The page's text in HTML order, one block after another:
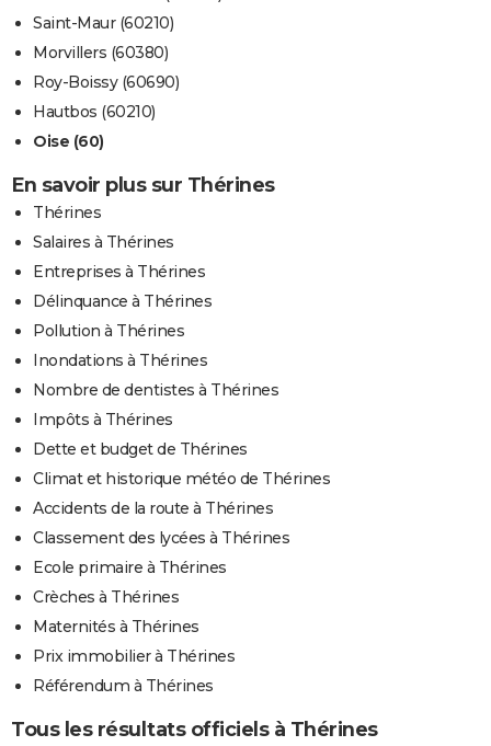
Saint-Maur (60210)
Morvillers (60380)
Roy-Boissy (60690)
Hautbos (60210)
Oise (60)
En savoir plus sur Thérines
Thérines
Salaires à Thérines
Entreprises à Thérines
Délinquance à Thérines
Pollution à Thérines
Inondations à Thérines
Nombre de dentistes à Thérines
Impôts à Thérines
Dette et budget de Thérines
Climat et historique météo de Thérines
Accidents de la route à Thérines
Classement des lycées à Thérines
Ecole primaire à Thérines
Crèches à Thérines
Maternités à Thérines
Prix immobilier à Thérines
Référendum à Thérines
Tous les résultats officiels à Thérines